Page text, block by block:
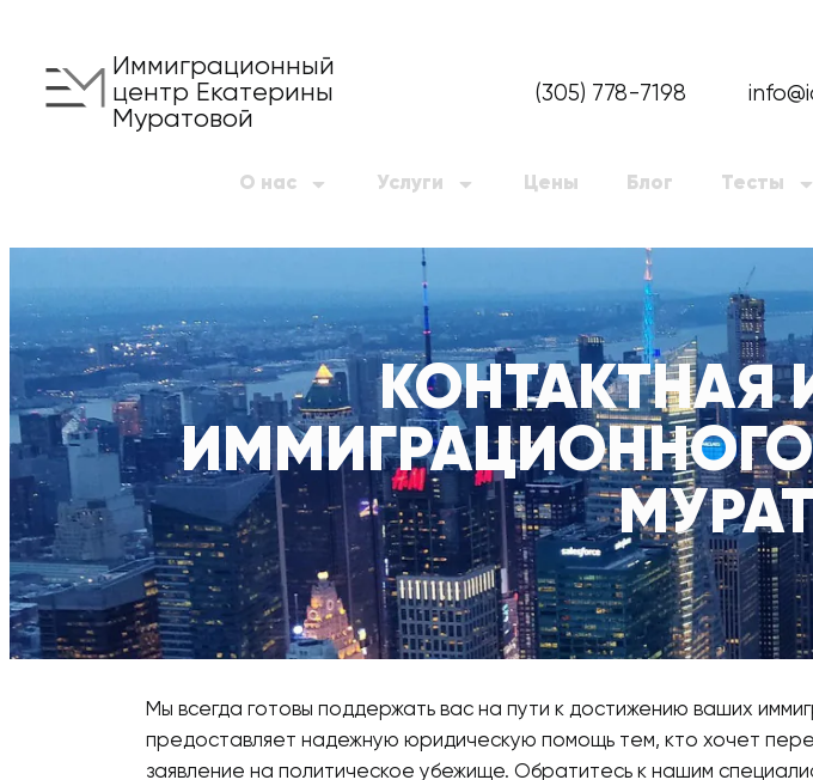
Иммиграционный
центр Екатерины
Муратовой
(305) 778-7198
О нас Услуги Цены Блог Тесты
ИММИГРАЦИОННОГО
Мы всегда готовы поддержать вас на пути к достижению ваших
предоставляет надежную юридическую помощь тем, кто хочет
заявление на политическое убежище. Обратитесь к нашим